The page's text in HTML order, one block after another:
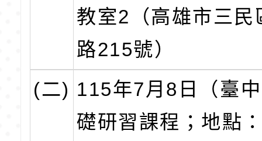
教室2（高雄市三民
路215號）
(二) 115年7月8日（臺
礎研習課程；地點